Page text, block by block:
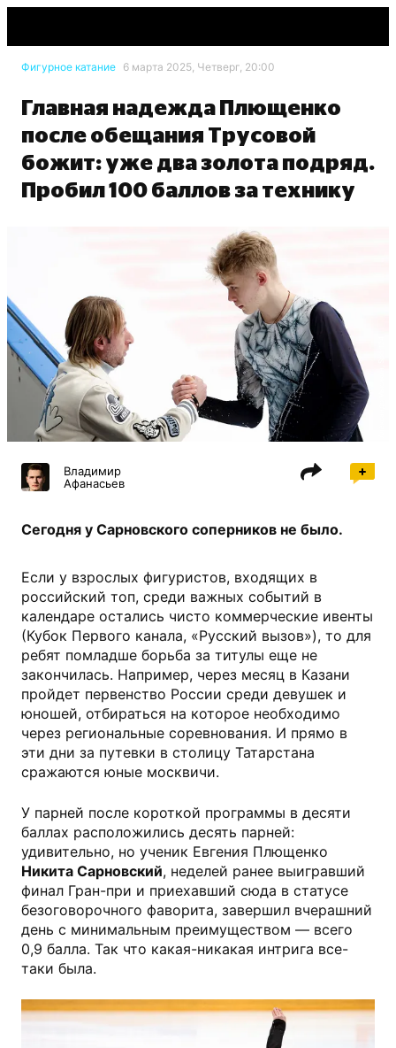
Фигурное катание 6 марта 2025, Четверг, 20:00
Главная надежда Плющенко
после обещания Трусовой
божит: уже два золота подряд.
Пробил 100 баллов за технику
Владимир
Афанасьев
Сегодня у Сарновского соперников не было.
Если у взрослых фигуристов, входящих в
российский топ, среди важных событий в
календаре остались чисто коммерческие ивенты
(Кубок Первого канала, «Русский вызов»), то для
ребят помладше борьба за титулы еще не
закончилась. Например, через месяц в Казани
пройдет первенство России среди девушек и
юношей, отбираться на которое необходимо
через региональные соревнования. И прямо в
эти дни за путевки в столицу Татарстана
сражаются юные москвичи.
У парней после короткой программы в десяти
баллах расположились десять парней:
удивительно, но ученик Евгения Плющенко
Никита Сарновский, неделей ранее выигравший
финал Гран-при и приехавший сюда в статусе
безоговорочного фаворита, завершил вчерашний
день с минимальным преимуществом — всего
0,9 балла. Так что какая-никакая интрига все-
таки была.